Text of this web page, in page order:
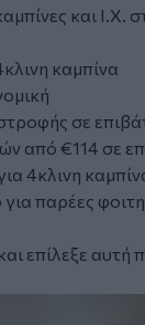
και Ι.Χ.
καμπίνα
σε
από €114 σε
4κλινη
παρέες
και επίλεξε αυτή